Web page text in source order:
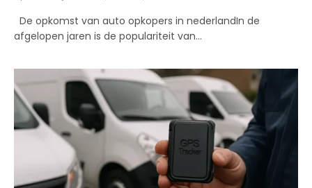
De opkomst van auto opkopers in nederlandIn de
afgelopen jaren is de populariteit van…